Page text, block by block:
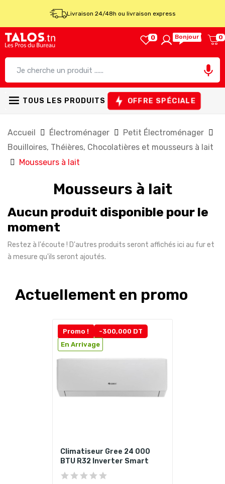
Livraison 24/48h ou livraison express
0 Bonjour ! 0

TOUS LES PRODUITS OFFRE SPÉCIALE
Accueil Électroménager
Petit Électroménager
Bouilloires, Théières, Chocolatières et mousseurs à lait
Mousseurs à lait
Mousseurs à lait
Aucun produit disponible pour le
moment
Restez à l'écoute ! D'autres produits seront affichés ici au fur et
à mesure qu'ils seront ajoutés.
Actuellement en promo
Promo !
-300,000 DT
En Arrivage
Climatiseur Gree 24 000
BTU R32 Inverter Smart